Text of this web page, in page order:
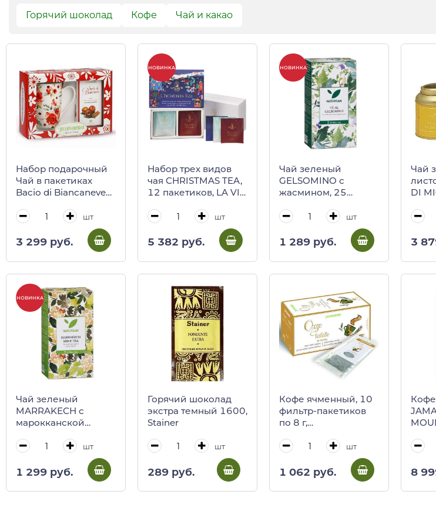
Горячий шоколад Кофе Чай и какао
Набор подарочный
Чай в пакетиках
Bacio di Biancaneve
фарфоровая 500 мл
(подарочная карт/
шт
3 299 руб.
НОВИНКА
Набор трех видов
чая CHRISTMAS TEA,
12 пакетиков, LA VIA
(подарочная
шт
5 382 руб.
НОВИНКА
Чай зеленый
GELSOMINO с
жасмином, 25
NATURSAN, 37,5 кг
шт
1 289 руб.
Чай
DI
(ж/б
3
НОВИНКА
Чай зеленый
MARRAKECH с
марокканской
NATURSAN, 37,5 кг
шт
1 299 руб.
Горячий шоколад
экстра темный 1600,
Stainer
шт
289 руб.
Кофе ячменный, 10
фильтр-пакетиков
по 8 г,
шт
1 062 руб.
Кофе
8